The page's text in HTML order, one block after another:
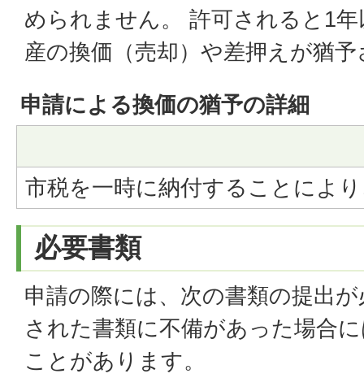
められません。 許可されると1
産の換価（売却）や差押えが猶
申請による換価の猶予の詳細
市税を一時に納付することによ
必要書類
申請の際には、次の書類の提出
された書類に不備があった場合
ことがあります。